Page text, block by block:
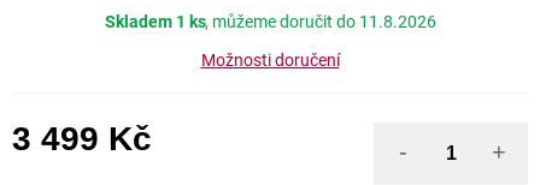
Skladem 1 ks
11.8.2026
Možnosti doručení
3 499 Kč